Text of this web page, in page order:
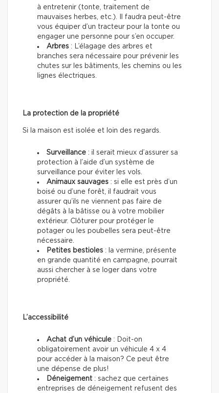
à entretenir (tonte, traitement de
mauvaises herbes, etc.). Il faudra peut-être
vous équiper d’un tracteur pour la tonte ou
engager une personne pour s’en occuper.
Arbres : L’élagage des arbres et
branches sera nécessaire pour prévenir les
chutes sur les bâtiments, les chemins ou les
lignes électriques.
La protection de la propriété
Si la maison est isolée et loin des regards.
Surveillance : il serait mieux d’assurer sa
protection à l’aide d’un système de
surveillance pour éviter les vols.
Animaux sauvages : si elle est près d’un
boisé ou d’une forêt, il faudrait vous
assurer qu’ils ne viennent pas faire de
dégâts à la bâtisse ou à votre mobilier
extérieur. Clôturer pour protéger le
potager ou les poubelles sera peut-être
nécessaire.
Petites bestioles : la vermine, présente
en grande quantité en campagne, pourrait
aussi chercher à se loger dans votre
propriété.
L’accessibilité
Achat d’un véhicule : Doit-on
obligatoirement avoir un véhicule 4 x 4
pour accéder à la maison? Ce peut être
une dépense de plus!
Déneigement : sachez que certaines
entreprises de déneigement refusent des